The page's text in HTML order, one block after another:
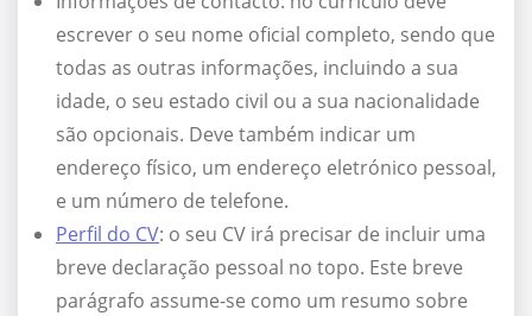
escrever o seu nome oficial completo, sendo que
todas as outras informações, incluindo a sua
idade, o seu estado civil ou a sua nacionalidade
são opcionais. Deve também indicar um
endereço físico, um endereço eletrónico pessoal,
e um número de telefone.
Perfil do CV: o seu CV irá precisar de incluir uma
breve declaração pessoal no topo. Este breve
parágrafo assume-se como um resumo sobre